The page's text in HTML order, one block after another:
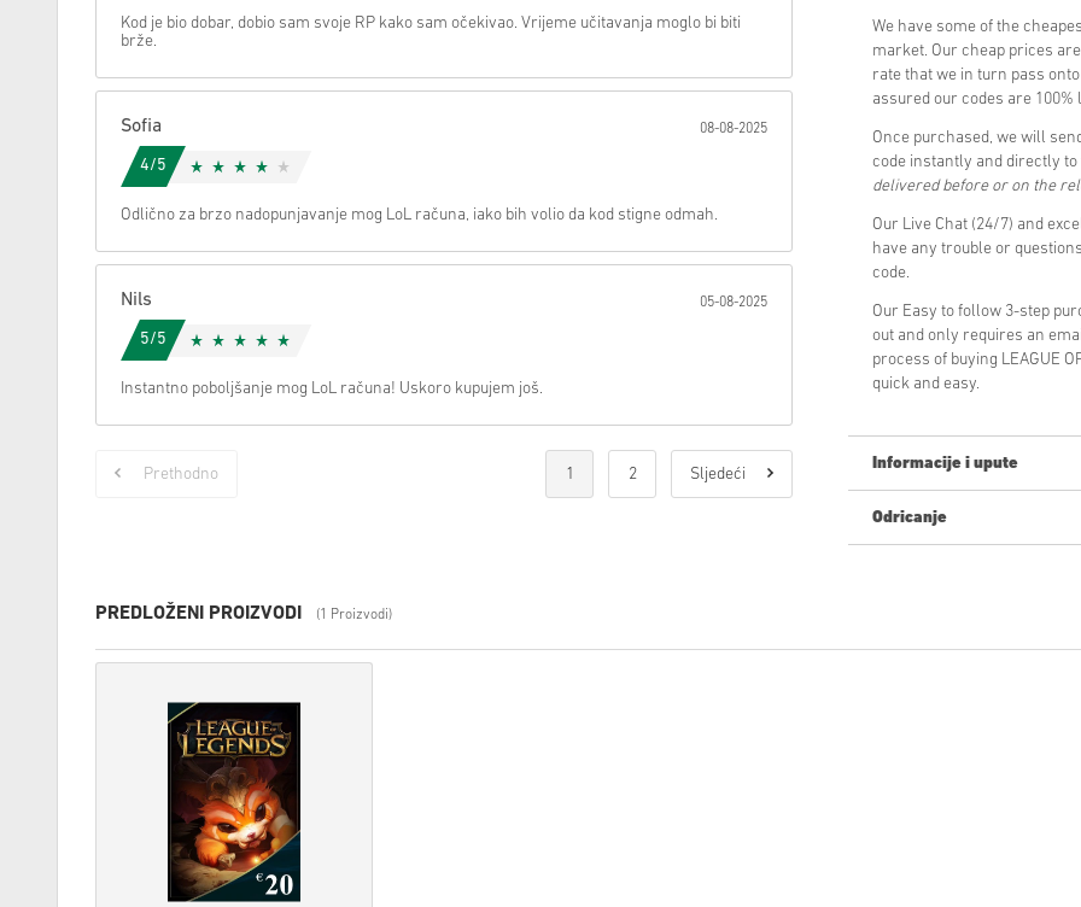
Kod je bio dobar, dobio sam svoje RP kako sam očekivao. Vrijeme učitavanja moglo bi biti
brže.
Sofia 08-08-2025
4/5
Odlično za brzo nadopunjavanje mog LoL računa, iako bih volio da kod stigne odmah.
Nils 05-08-2025
5/5
Instantno poboljšanje mog LoL računa! Uskoro kupujem još.
Prethodno 1 2 Sljedeći
We have some of the
market. Our cheap prices
rate that we in turn pass
assured our codes are
Once purchased, we will
code instantly and directly
delivered before or on the
Our Live Chat (24/7) and
have any trouble or questions
code.
Our Easy to follow 3-step
out and only requires an
process of buying LEAGUE
quick and easy.
Informacije i upute
Novi na Livecards.net?
Odricanje
PREDLOŽENI PROIZVODI (1 Proizvodi)